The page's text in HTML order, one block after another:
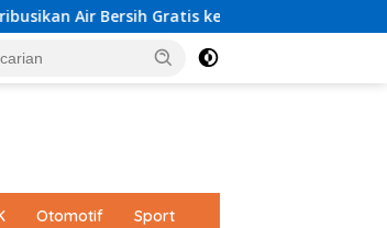
kepada Masyarakat
Otomotif Sport